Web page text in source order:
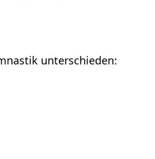
unterschieden: